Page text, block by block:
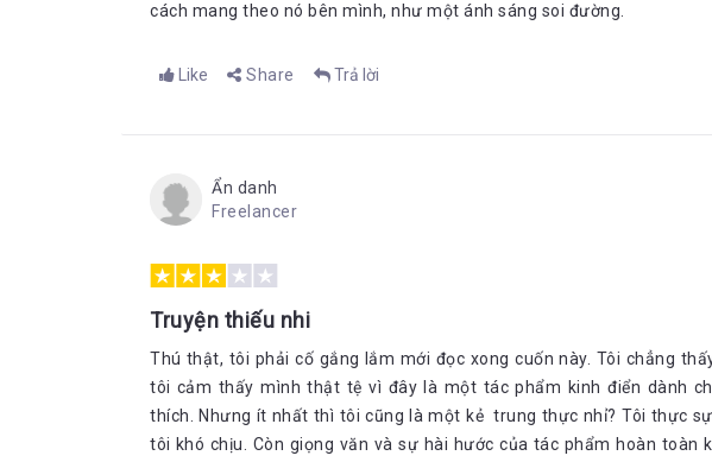
cách mang theo nó bên mình, như một ánh sáng soi đường.
Like Share Trả lời
Ẩn danh
Freelancer
Truyện thiếu nhi
Thú thật, tôi phải cố gắng lắm mới đọc xong cuốn này. Tôi chẳng
tôi cảm thấy mình thật tệ vì đây là một tác phẩm kinh điển dành
thích. Nhưng ít nhất thì tôi cũng là một kẻ trung thực nhỉ? Tôi thực
tôi khó chịu. Còn giọng văn và sự hài hước của tác phẩm hoàn toàn